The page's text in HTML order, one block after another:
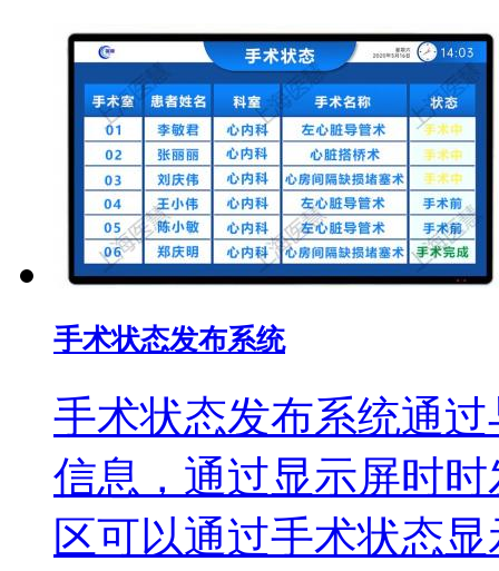
手术状态发布系统
手术状态发布系统通
信息，通过显示屏时
区可以通过手术状态